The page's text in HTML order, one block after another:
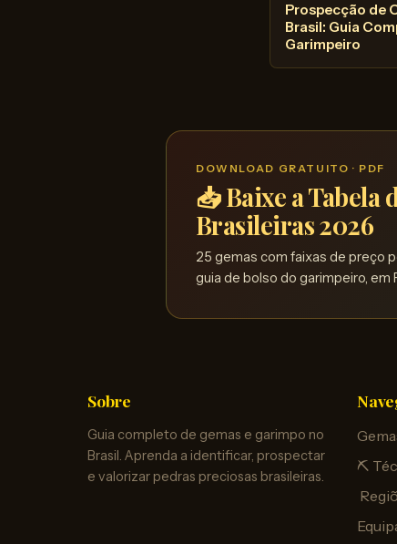
Prospecção de
Brasil: Guia
Garimpeiro
DOWNLOAD GRATUITO · PDF
📥 Baixe a Tabela
Brasileiras 2026
25 gemas com faixas de preço
guia de bolso do garimpeiro, em
Sobre
Guia completo de gemas e garimpo no
Brasil. Aprenda a identificar, prospectar
e valorizar pedras preciosas brasileiras.
⛏️